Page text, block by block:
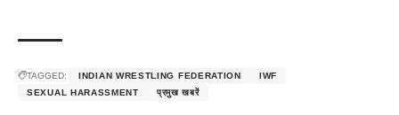
TAGGED: INDIAN WRESTLING FEDERATION
IWF
SEXUAL HARASSMENT
प्रमुख खबरें